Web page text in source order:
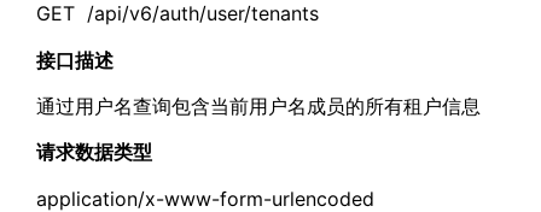
GET /api/v6/auth/user/tenants
接口描述
通过用户名查询包含当前用户名成员的所有租户信息
请求数据类型
application/x-www-form-urlencoded